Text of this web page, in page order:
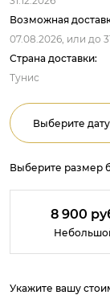
Возможная
07.08.2026, или до
Страна доставки:
Тунис
Выберите
Выберите размер
8 900
Укажите вашу